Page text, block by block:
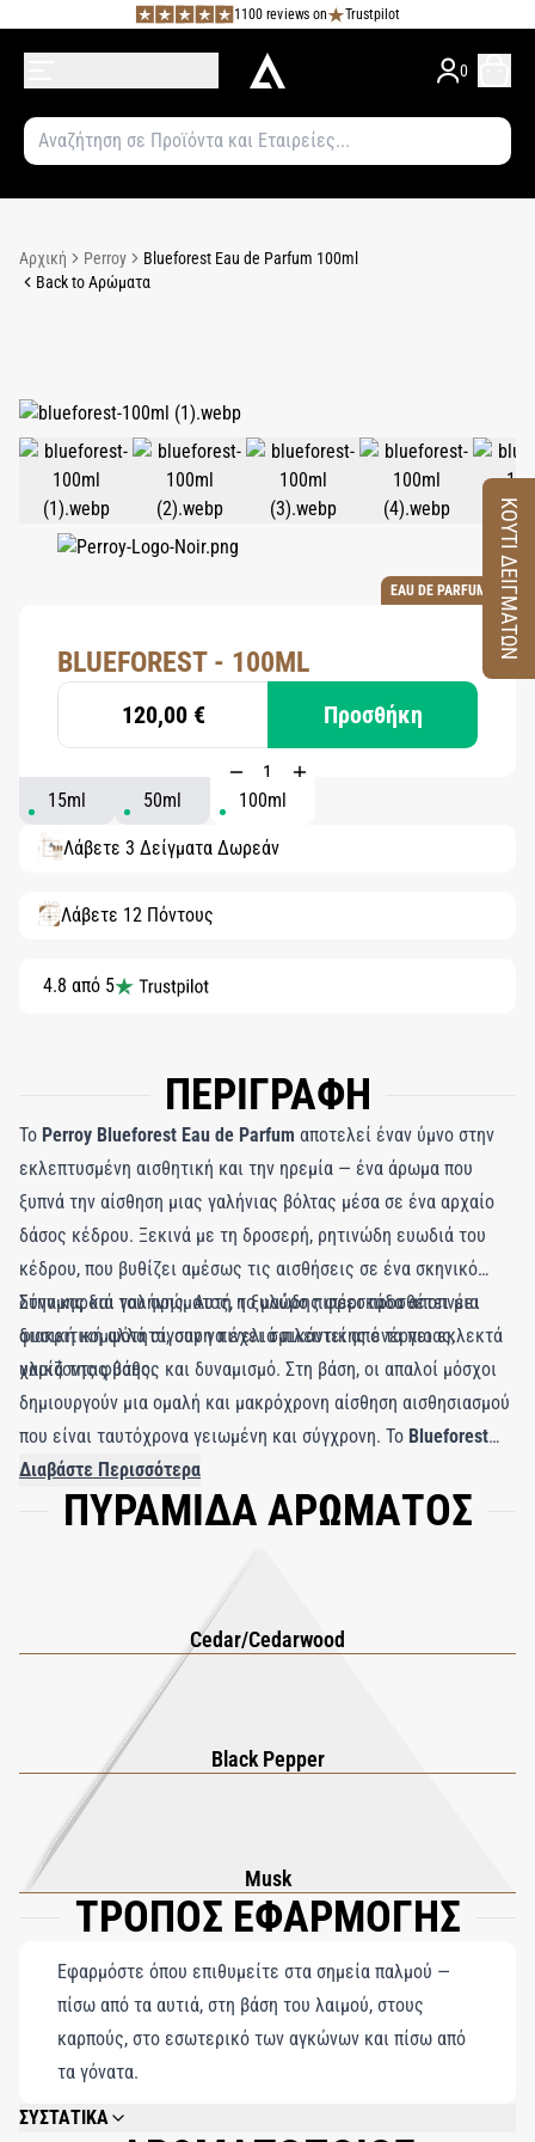
1100 reviews on Trustpilot
0
Αρχική Perroy
Blueforest Eau de Parfum 100ml
Back to Αρώματα
EAU DE PARFUM
BLUEFOREST - 100ML
120,00 € Προσθήκη
15ml 50ml 100ml
Λάβετε 3 Δείγματα Δωρεάν
Λάβετε 12 Πόντους
4.8 από 5
ΠΕΡΙΓΡΑΦΗ
Το Perroy Blueforest Eau de Parfum αποτελεί έναν ύμνο στην
εκλεπτυσμένη αισθητική και την ηρεμία — ένα άρωμα που
ξυπνά την αίσθηση μιας γαλήνιας βόλτας μέσα σε ένα αρχαίο
δάσος κέδρου. Ξεκινά με τη δροσερή, ρητινώδη ευωδιά του
κέδρου, που βυθίζει αμέσως τις αισθήσεις σε ένα σκηνικό
δύναμης και γαλήνης. Αυτή η ξυλώδης φρεσκάδα αποπνέει
φυσική κομψότητα, σαν να έχει σμιλευτεί από τα πιο εκλεκτά
υλικά της φύσης.
Στην καρδιά του αρώματος, το μαύρο πιπέρι προσθέτει μια
διακριτική αλλά σίγουρη πινελιά πικάντικης ενέργειας,
χαρίζοντας βάθος και δυναμισμό. Στη βάση, οι απαλοί μόσχοι
δημιουργούν μια ομαλή και μακρόχρονη αίσθηση αισθησιασμού
που είναι ταυτόχρονα γειωμένη και σύγχρονη. Το Blueforest
είναι ευέλικτο και διαχρονικό, ιδανικό για όσους αναζητούν
διακριτική πολυτέλεια — ένα άρωμα που ενσαρκώνει τη
Διαβάστε Περισσότερα
ΠΥΡΑΜΙΔΑ ΑΡΩΜΑΤΟΣ
Cedar/Cedarwood
Black Pepper
Musk
ΤΡΟΠΟΣ ΕΦΑΡΜΟΓΗΣ
Εφαρμόστε όπου επιθυμείτε στα σημεία παλμού —
πίσω από τα αυτιά, στη βάση του λαιμού, στους
καρπούς, στο εσωτερικό των αγκώνων και πίσω από
τα γόνατα.
ΣΥΣΤΑΤΙΚΑ
ΚΟΥΤΙ ΔΕΙΓΜΑΤΩΝ